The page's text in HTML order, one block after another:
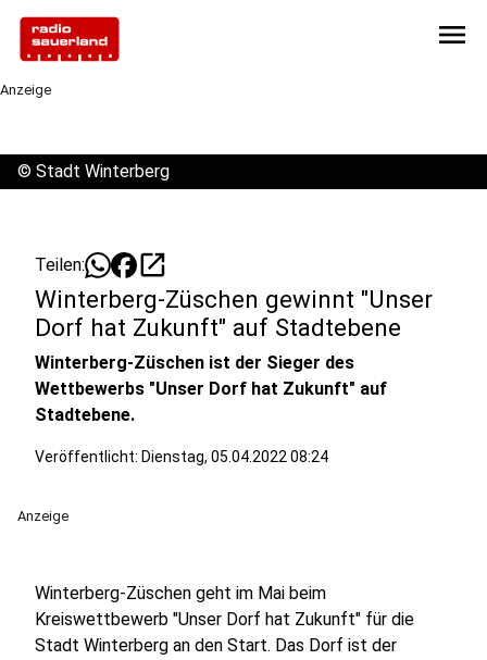
menu
Anzeige
© Stadt Winterberg
Teilen: open_in_new
Winterberg-Züschen gewinnt "Unser
Dorf hat Zukunft" auf Stadtebene
Winterberg-Züschen ist der Sieger des
Wettbewerbs "Unser Dorf hat Zukunft" auf
Stadtebene.
Veröffentlicht: Dienstag, 05.04.2022 08:24
Anzeige
Winterberg-Züschen geht im Mai beim
Kreiswettbewerb "Unser Dorf hat Zukunft" für die
Stadt Winterberg an den Start. Das Dorf ist der